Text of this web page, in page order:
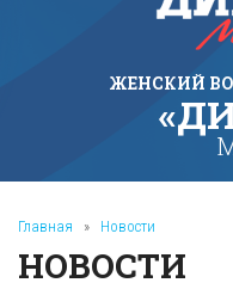
ЖЕНСКИЙ
Главная » Новости
НОВОСТИ